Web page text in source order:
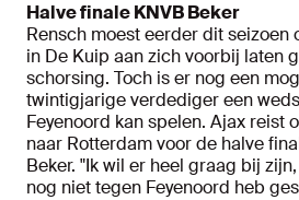
Halve finale KNVB Beker
Rensch moest eerder dit seizoen
in De Kuip aan zich voorbij laten
schorsing. Toch is er nog een
twintigjarige verdediger een
Feyenoord kan spelen. Ajax reist
naar Rotterdam voor de halve
Beker. "Ik wil er heel graag bij
nog niet tegen Feyenoord heb